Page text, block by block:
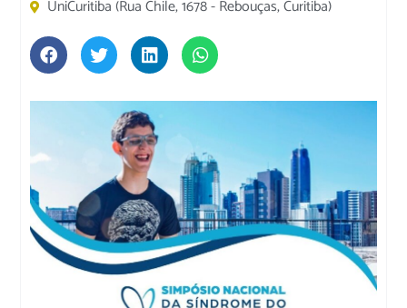
UniCuritiba (Rua Chile, 1678 - Rebouças, Curitiba)